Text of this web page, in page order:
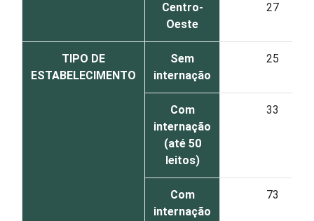
Centro-
Oeste
27
TIPO DE
ESTABELECIMENTO
Sem
internação
25
Com
internação
(até 50
leitos)
33
Com
internação
73